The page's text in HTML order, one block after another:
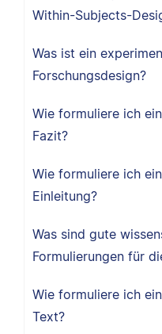
Within-Subjects-
Was ist ein
Forschungsdesign?
Wie formuliere ich
Fazit?
Wie formuliere ich
Einleitung?
Was sind gute
Formulierungen für
Wie formuliere ich
Text?